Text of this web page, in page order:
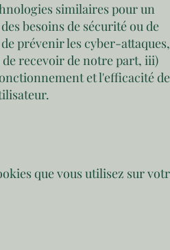
similaires pour un
besoins de sécurité ou de
prévenir les cyber-
recevoir de notre part, iii)
et l'efficacité de
que vous utilisez sur